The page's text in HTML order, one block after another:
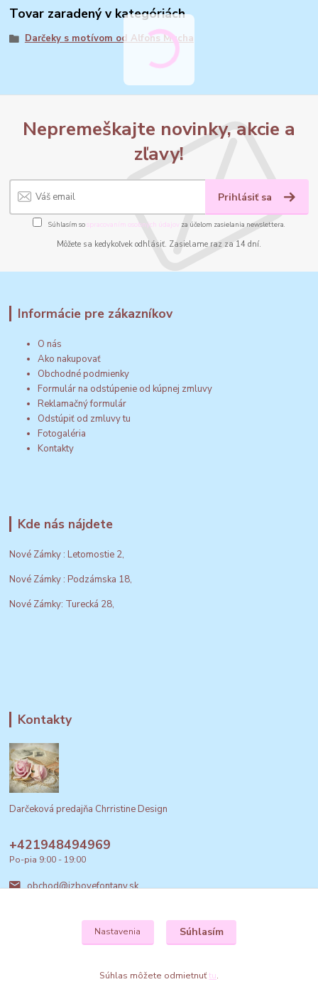
Tovar zaradený v kategóriách
Darčeky s motívom od Alfons Mucha
Nepremeškajte novinky, akcie a
zľavy!
Prihlásiť sa
Súhlasím sospracovaním osobných údajov za účelom zasielania newslettera.
Môžete sa kedykoľvek odhlásiť. Zasielame raz za 14 dní.
Informácie pre zákazníkov
O nás
Ako nakupovať
Obchodné podmienky
Formulár na odstúpenie od kúpnej zmluvy
Reklamačný formulár
Odstúpiť od zmluvy tu
Fotogaléria
Kontakty
Kde nás nájdete
Nové Zámky : Letomostie 2,
Nové Zámky : Podzámska 18,
Nové Zámky: Turecká 28,
Kontakty
Darčeková predajňa Chrristine Design
+421948494969
Po-pia 9:00 - 19:00
obchod@izbovefontany.sk
Nastavenia Súhlasím
Súhlas môžete odmietnuťtu.